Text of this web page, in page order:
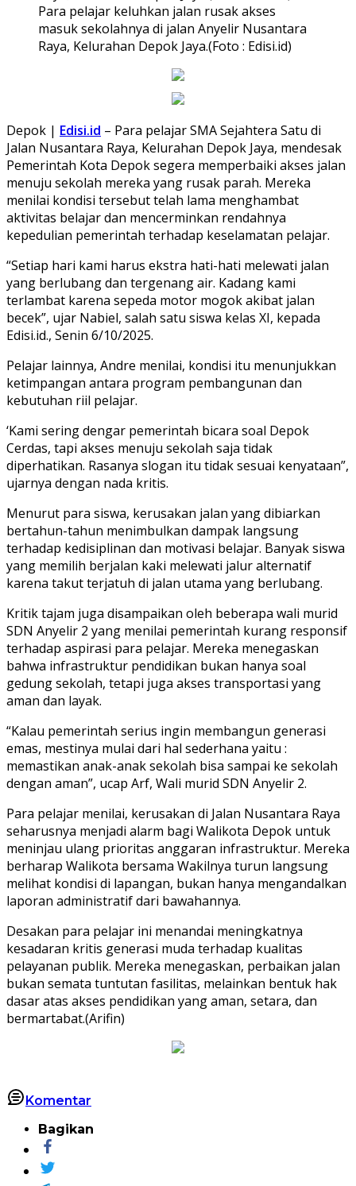
Para pelajar keluhkan jalan rusak akses
masuk sekolahnya di jalan Anyelir Nusantara
Raya, Kelurahan Depok Jaya.(Foto : Edisi.id)
Depok | Edisi.id – Para pelajar SMA Sejahtera Satu di
Jalan Nusantara Raya, Kelurahan Depok Jaya, mendesak
Pemerintah Kota Depok segera memperbaiki akses jalan
menuju sekolah mereka yang rusak parah. Mereka
menilai kondisi tersebut telah lama menghambat
aktivitas belajar dan mencerminkan rendahnya
kepedulian pemerintah terhadap keselamatan pelajar.
“Setiap hari kami harus ekstra hati-hati melewati jalan
yang berlubang dan tergenang air. Kadang kami
terlambat karena sepeda motor mogok akibat jalan
becek”, ujar Nabiel, salah satu siswa kelas XI, kepada
Edisi.id., Senin 6/10/2025.
Pelajar lainnya, Andre menilai, kondisi itu menunjukkan
ketimpangan antara program pembangunan dan
kebutuhan riil pelajar.
‘Kami sering dengar pemerintah bicara soal Depok
Cerdas, tapi akses menuju sekolah saja tidak
diperhatikan. Rasanya slogan itu tidak sesuai kenyataan”,
ujarnya dengan nada kritis.
Menurut para siswa, kerusakan jalan yang dibiarkan
bertahun-tahun menimbulkan dampak langsung
terhadap kedisiplinan dan motivasi belajar. Banyak siswa
yang memilih berjalan kaki melewati jalur alternatif
karena takut terjatuh di jalan utama yang berlubang.
Kritik tajam juga disampaikan oleh beberapa wali murid
SDN Anyelir 2 yang menilai pemerintah kurang responsif
terhadap aspirasi para pelajar. Mereka menegaskan
bahwa infrastruktur pendidikan bukan hanya soal
gedung sekolah, tetapi juga akses transportasi yang
aman dan layak.
“Kalau pemerintah serius ingin membangun generasi
emas, mestinya mulai dari hal sederhana yaitu :
memastikan anak-anak sekolah bisa sampai ke sekolah
dengan aman”, ucap Arf, Wali murid SDN Anyelir 2.
Para pelajar menilai, kerusakan di Jalan Nusantara Raya
seharusnya menjadi alarm bagi Walikota Depok untuk
meninjau ulang prioritas anggaran infrastruktur. Mereka
berharap Walikota bersama Wakilnya turun langsung
melihat kondisi di lapangan, bukan hanya mengandalkan
laporan administratif dari bawahannya.
Desakan para pelajar ini menandai meningkatnya
kesadaran kritis generasi muda terhadap kualitas
pelayanan publik. Mereka menegaskan, perbaikan jalan
bukan semata tuntutan fasilitas, melainkan bentuk hak
dasar atas akses pendidikan yang aman, setara, dan
bermartabat.(Arifin)
Komentar
Bagikan